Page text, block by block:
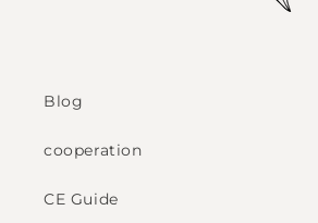
Blog
cooperation
CE Guide